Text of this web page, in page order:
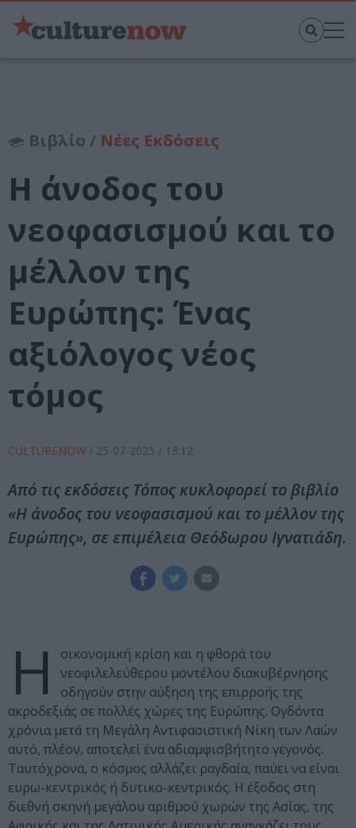
Βιβλίο / Νέες Εκδόσεις
Η άνοδος του
νεοφασισμού και το
μέλλον της
Ευρώπης: Ένας
αξιόλογος νέος
τόμος
CULTURENOW / 25-07-2025 / 13:12
Από τις εκδόσεις Τόπος κυκλοφορεί το βιβλίο
«Η άνοδος του νεοφασισμού και το μέλλον της
Ευρώπης», σε επιμέλεια Θεόδωρου Ιγνατιάδη.
Η
οικονοµική κρίση και η φθορά του
νεοφιλελεύθερου µοντέλου διακυβέρνησης
οδηγούν στην αύξηση της επιρροής της
ακροδεξιάς σε πολλές χώρες της Ευρώπης. Ογδόντα
χρόνια µετά τη Μεγάλη Αντιφασιστική Νίκη των Λαών
αυτό, πλέον, αποτελεί ένα αδιαµφισβήτητο γεγονός.
Ταυτόχρονα, ο κόσµος αλλάζει ραγδαία, παύει να είναι
ευρω-κεντρικός ή δυτικο-κεντρικός. Η έξοδος στη
διεθνή σκηνή µεγάλου αριθµού χωρών της Ασίας, της